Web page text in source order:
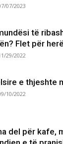
07/2023
të
Flet për
29/2022
e thjeshte
10/2022
del për kafe,